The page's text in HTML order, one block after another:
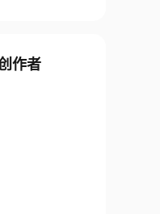
作者